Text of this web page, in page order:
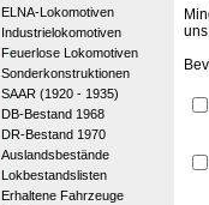
ELNA-Lokomotiven
Industrielokomotiven
Feuerlose Lokomotiven
Sonderkonstruktionen
SAAR (1920 - 1935)
DB-Bestand 1968
DR-Bestand 1970
Auslandsbestände
Lokbestandslisten
Erhaltene Fahrzeuge